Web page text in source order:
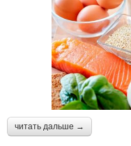
читать дальше →